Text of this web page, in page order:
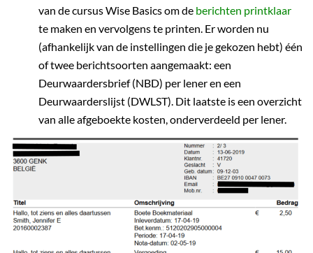
van de cursus Wise Basics om de berichten printklaar
te maken en vervolgens te printen. Er worden nu
(afhankelijk van de instellingen die je gekozen hebt) één
of twee berichtsoorten aangemaakt: een
Deurwaardersbrief (NBD) per lener en een
Deurwaarderslijst (DWLST). Dit laatste is een overzicht
van alle afgeboekte kosten, onderverdeeld per lener.